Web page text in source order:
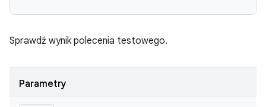
Sprawdź wynik polecenia testowego.
Parametry